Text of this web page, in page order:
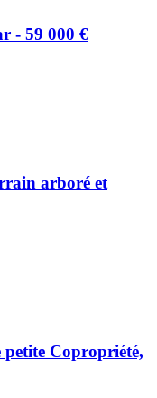
- 59 000 €
arboré et
Copropriété,